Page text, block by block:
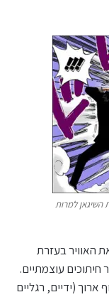
השיגאן למרות
האוויר בעזרת
חיתוכים עוצמתיים.
ארוך (ידיים, רגליים